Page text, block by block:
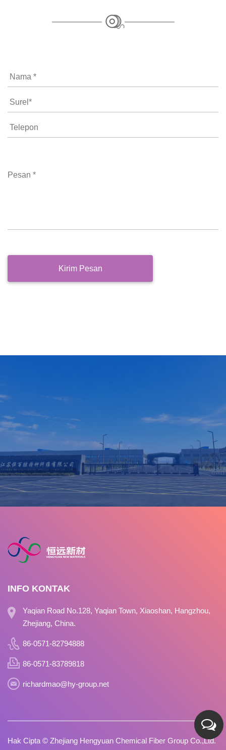
INFO KONTAK
Yaqian Road No.128, Yaqian Town, Xiaoshan, Hangzhou,
Zhejiang, China.
86-0571-82794888
86-0571-83789818
richardmao@hy-group.net
Hak Cipta © Zhejiang Hengyuan Chemical Fiber Group Co.,Ltd.